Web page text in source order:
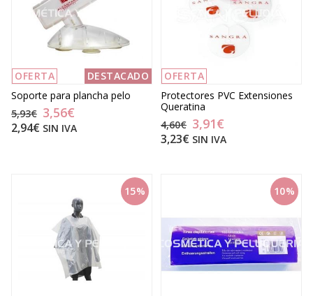
OFERTA
DESTACADO
Soporte para plancha pelo
5,93€ 3,56€
2,94€ SIN IVA
OFERTA
Protectores PVC Extensiones
Queratina
4,60€ 3,91€
3,23€ SIN IVA
15% 10%